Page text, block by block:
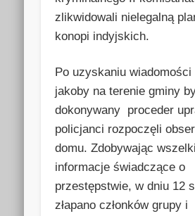
zlikwidowali nielegalną
konopi indyjskich.
Po uzyskaniu wiadomości
jakoby na terenie gminy
dokonywany proceder
policjanci rozpoczęli
domu. Zdobywając
informacje świadczące o
przestępstwie, w dniu 12
złapano członków grupy i